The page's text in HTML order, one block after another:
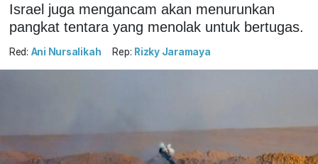
Israel juga mengancam akan menurunkan
pangkat tentara yang menolak untuk bertugas.
Red: Ani Nursalikah Rep: Rizky Jaramaya